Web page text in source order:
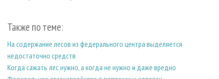
Также по теме:
На содержание лесов из федерального центра выделяется
недостаточно средств
Когда сажать лес нужно, а когда не нужно и даже вредно